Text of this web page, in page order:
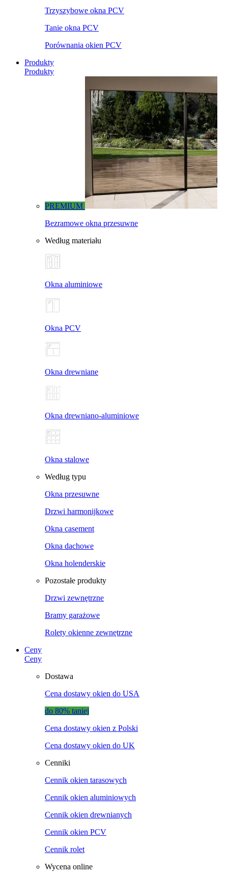
Trzyszybowe okna PCV
Tanie okna PCV
Porównania okien PCV
Produkty
Produkty
PREMIUM
Bezramowe okna przesuwne
Według materiału
Okna aluminiowe
Okna PCV
Okna drewniane
Okna drewniano-aluminiowe
Okna stalowe
Według typu
Okna przesuwne
Drzwi harmonijkowe
Okna casement
Okna dachowe
Okna holenderskie
Pozostałe produkty
Drzwi zewnętrzne
Bramy garażowe
Rolety okienne zewnętrzne
Ceny
Ceny
Dostawa
Cena dostawy okien do USA
do 80% taniej
Cena dostawy okien z Polski
Cena dostawy okien do UK
Cenniki
Cennik okien tarasowych
Cennik okien aluminiowych
Cennik okien drewnianych
Cennik okien PCV
Cennik rolet
Wycena online